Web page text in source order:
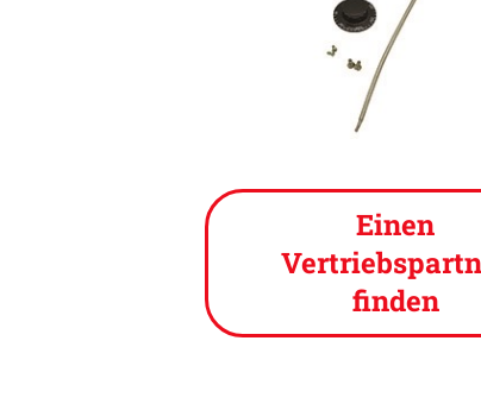
Einen
finden